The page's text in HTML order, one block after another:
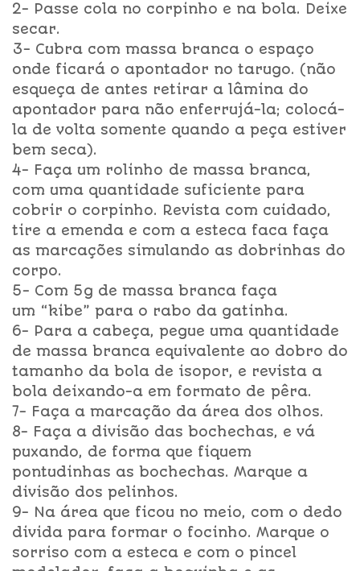
2- Passe cola no corpinho e na bola. Deixe
secar.
3- Cubra com massa branca o espaço
onde ficará o apontador no tarugo. (não
esqueça de antes retirar a lâmina do
apontador para não enferrujá-la; colocá-
la de volta somente quando a peça estiver
bem seca).
4- Faça um rolinho de massa branca,
com uma quantidade suficiente para
cobrir o corpinho. Revista com cuidado,
tire a emenda e com a esteca faca faça
as marcações simulando as dobrinhas do
corpo.
5- Com 5g de massa branca faça
um “kibe” para o rabo da gatinha.
6- Para a cabeça, pegue uma quantidade
de massa branca equivalente ao dobro do
tamanho da bola de isopor, e revista a
bola deixando-a em formato de pêra.
7- Faça a marcação da área dos olhos.
8- Faça a divisão das bochechas, e vá
puxando, de forma que fiquem
pontudinhas as bochechas. Marque a
divisão dos pelinhos.
9- Na área que ficou no meio, com o dedo
divida para formar o focinho. Marque o
sorriso com a esteca e com o pincel